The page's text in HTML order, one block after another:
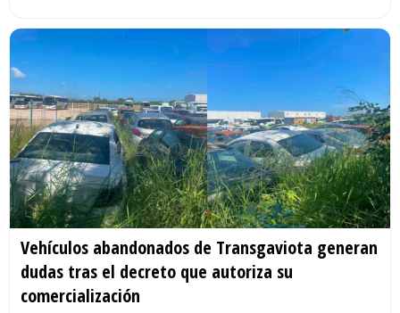
Vehículos abandonados de Transgaviota generan
dudas tras el decreto que autoriza su
comercialización